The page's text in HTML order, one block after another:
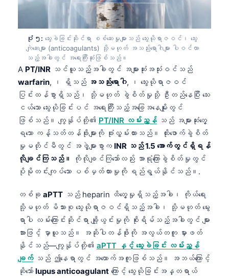
ပုံ ၅: သွေးခဲခြင်းဆိုင်ရာ စစ်ဆေးမှုများသည် သွေးယိုရာဇဝင်၊ သွေး
ကျဲဆေးများ (anticoagulants) သို့မဟုတ် အသည်းရောဂါများ ပါဝင်လာ
သည့်အခါတွင် အရေးကြီးဆုံးဖြစ်သည်။
A PT/INR သင်ယူသည့်အခါတွင် အများဆုံးအသုံးဝင်သည်
warfarin, ၊ ရှိသည် အသည်းရောဂါ, ၊ သွေးယိုရာဇဝင်
ပြင်းထန်စွာရှိသည်၊ သို့မဟုတ် ခွဲစိတ်မှုသို့ ဦးတည်နေပြီး သေး
ငယ်သော သွေးယိုခြင်းပင် အရေးကြီးသည့်အခြေအနေမျိုးတွင်
ဖြစ်သည်။ ကျွန်ုပ်တို့၏ PT/INR လမ်းညွှန် သည် အများဆုံးတွေ့
ရသော ကန့်သတ်တန်ဖိုးများကို ဖုံးလွှမ်းထားသည်။ ထိုးဖောက်ခွဲစိတ်
မှုမတိုင်မီတွင် အဖွဲ့များစွာက INR သည် 1.5 အောက်တွင်ရှိရန်
လိုချင်ကြသည်။
ကိုလိုချင်ကြသော်လည်း အာရုံကြောခွဲစိတ်မှုတွင်
ပိုမိုတင်းကျပ်သော ပစ်မှတ်ထားမှုကို ရည်ရွယ်နိုင်သည်။.
တစ်ခု aPTT သည် heparin ထိတွေ့မှုရှိသည့်အခါ၊ ကိုယ်ရေး
သို့မဟုတ် မိသားစု သွေးယိုရာဇဝင်ရှိသည့်အခါ၊ သို့မဟုတ် မွေး
ရာပါ လမ်းကြောင်းဆိုင်ရာ ချို့ယွင်းမှုကို စိုးရိမ်သည့်အခါတွင် များ
အားဖြင့် မှာယူသည်။ အဆိုပါတန်ဖိုးကို အလွယ်တကူ မှားဖတ်
နိုင်သည်—ကျွန်ုပ်တို့၏ aPTT နှင့် သွေးခဲခြင်း လမ်းညွှန်
ချက်သည် ဤနေရာတွင် အထောက်အကူဖြစ်သည်။ အဘယ်ကြောင့်
ဆိုသော် lupus anticoagulant ကြောင့် သွေးယိုခြင်းအန္တရာယ်
Basa Jawa
Cebuano
ئۇيغۇرچە
Кыргызча
Татар теле
Esperanto
Ślōnskŏ gŏdka
Norsk bokmål